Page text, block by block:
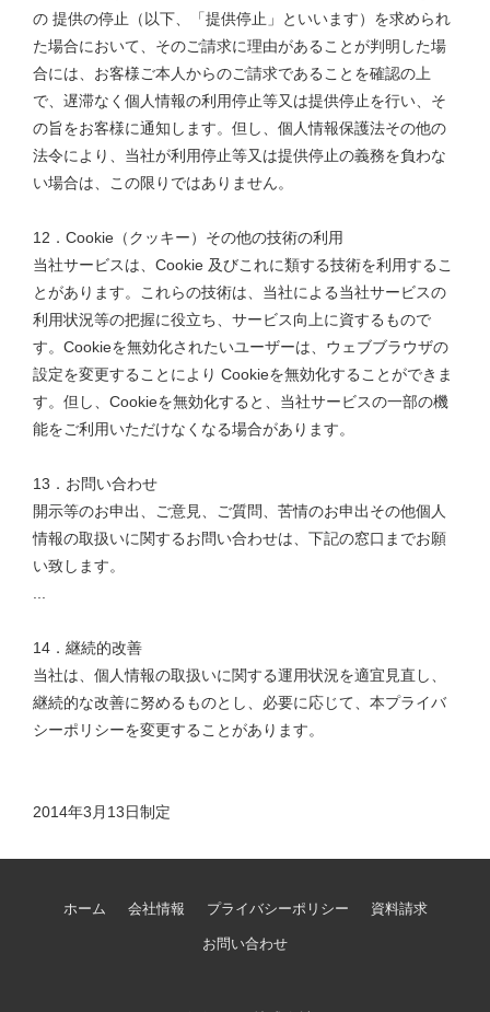
の 提供の停止（以下、「提供停止」といいます）を求められ
た場合において、そのご請求に理由があることが判明した場
合には、お客様ご本人からのご請求であることを確認の上
で、遅滞なく個人情報の利用停止等又は提供停止を行い、そ
の旨をお客様に通知します。但し、個人情報保護法その他の
法令により、当社が利用停止等又は提供停止の義務を負わな
い場合は、この限りではありません。
12．Cookie（クッキー）その他の技術の利用
当社サービスは、Cookie 及びこれに類する技術を利用するこ
とがあります。これらの技術は、当社による当社サービスの
利用状況等の把握に役立ち、サービス向上に資するもので
す。Cookieを無効化されたいユーザーは、ウェブブラウザの
設定を変更することにより Cookieを無効化することができま
す。但し、Cookieを無効化すると、当社サービスの一部の機
能をご利用いただけなくなる場合があります。
13．お問い合わせ
開示等のお申出、ご意見、ご質問、苦情のお申出その他個人
情報の取扱いに関するお問い合わせは、 下記の窓口までお願
い致します。
...
14．継続的改善
当社は、個人情報の取扱いに関する運用状況を適宜見直し、
継続的な改善に努めるものとし、必要に応じて、本プライバ
シーポリシーを変更することがあります。
2014年3月13日制定
ホーム 会社情報 プライバシーポリシー 資料請求
お問い合わせ